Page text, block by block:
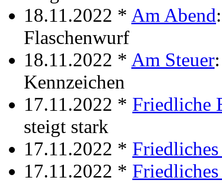
18.11.2022 * Am Abend
Flaschenwurf
18.11.2022 * Am Steuer
Kennzeichen
17.11.2022 * Friedliche
steigt stark
17.11.2022 *
17.11.2022 *